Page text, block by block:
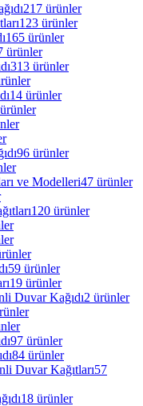
217 ürünler
123 ürünler
165 ürünler
ürünler
313 ürünler
14 ürünler
96 ürünler
ve Modelleri47 ürünler
120 ürünler
59 ürünler
19 ürünler
Duvar Kağıdı2 ürünler
97 ürünler
84 ürünler
Duvar Kağıtları57
18 ürünler